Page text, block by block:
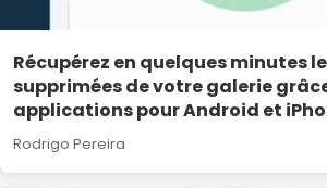
Récupérez en quelques minutes
supprimées de votre galerie
applications pour Android et
Rodrigo Pereira